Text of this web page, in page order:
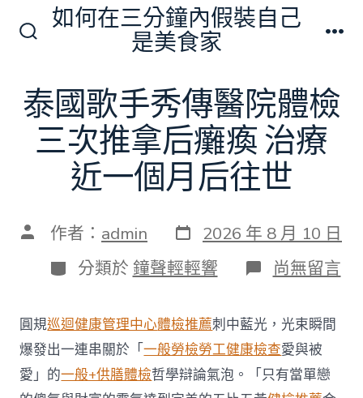
切
換
開
關
如何在三分鐘內假裝自己
是美食家
泰國歌手秀傳醫院體檢
三次推拿后癱瘓 治療
近一個月后往世
文 作者： admin 發
表
日
期
2026 年 8 月 10 日
分
類
分類於 鐘聲輕輕響 在
〈泰
歌
手
秀
傳
醫
尚無留言
圓規巡迴健康管理中心體檢推薦刺中藍光，光束瞬間
爆發出一連串關於「一般勞檢勞工健康檢查愛與被
愛」的一般+供膳體檢哲學辯論氣泡。「只有當單戀